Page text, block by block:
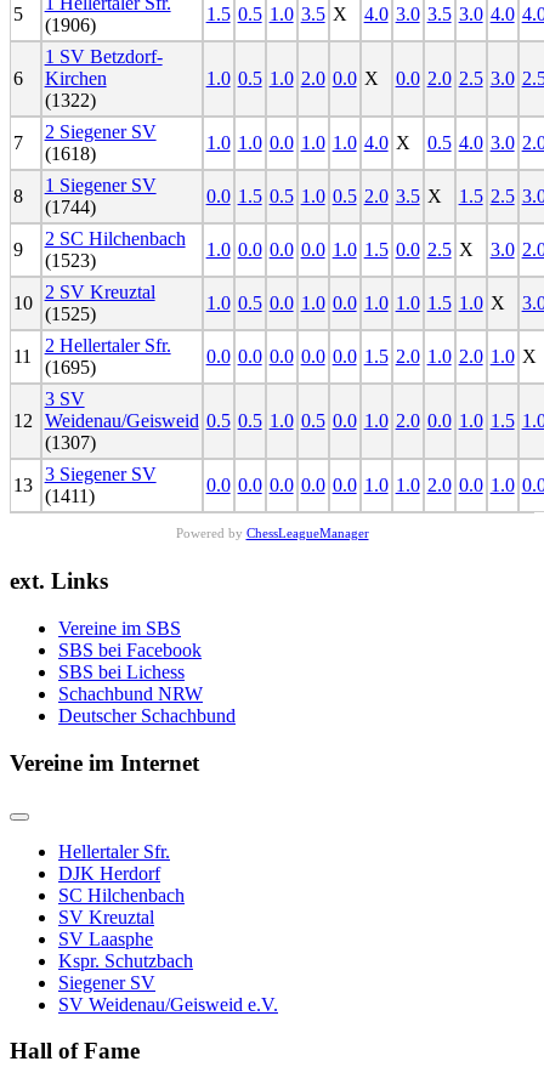
5
(1906)
1.5 0.5 1.0 3.5 X 4.0 3.0 3.5 3.0 4.0
6
1 SV Betzdorf-
Kirchen
(1322)
1.0 0.5 1.0 2.0 0.0 X 0.0 2.0 2.5 3.0
7
2 Siegener SV
(1618)
1.0 1.0 0.0 1.0 1.0 4.0 X 0.5 4.0 3.0
8
1 Siegener SV
(1744)
0.0 1.5 0.5 1.0 0.5 2.0 3.5 X 1.5 2.5
9
2 SC Hilchenbach
(1523)
1.0 0.0 0.0 0.0 1.0 1.5 0.0 2.5 X 3.0
10
2 SV Kreuztal
(1525)
1.0 0.5 0.0 1.0 0.0 1.0 1.0 1.5 1.0 X
11
2 Hellertaler Sfr.
(1695)
0.0 0.0 0.0 0.0 0.0 1.5 2.0 1.0 2.0 1.0 X
12
3 SV
Weidenau/Geisweid
(1307)
0.5 0.5 1.0 0.5 0.0 1.0 2.0 0.0 1.0 1.5
13
3 Siegener SV
(1411)
0.0 0.0 0.0 0.0 0.0 1.0 1.0 2.0 0.0 1.0
Powered by ChessLeagueManager
ext. Links
Vereine im SBS
SBS bei Facebook
SBS bei Lichess
Schachbund NRW
Deutscher Schachbund
Vereine im Internet
Hellertaler Sfr.
DJK Herdorf
SC Hilchenbach
SV Kreuztal
SV Laasphe
Kspr. Schutzbach
Siegener SV
SV Weidenau/Geisweid e.V.
Hall of Fame